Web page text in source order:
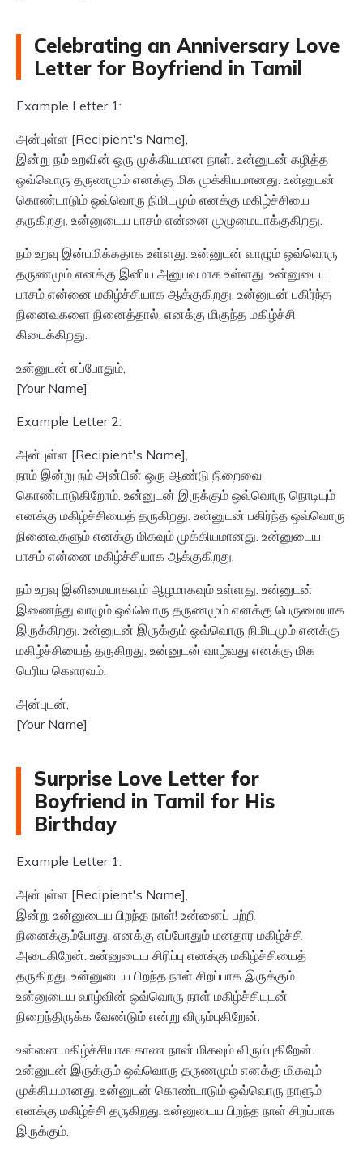
Celebrating an Anniversary Love
Letter for Boyfriend in Tamil
Example Letter 1:
அன்புள்ள [Recipient's Name],
இன்று நம் உறவின் ஒரு முக்கியமான நாள். உன்னுடன் கழித்த
ஒவ்வொரு தருணமும் எனக்கு மிக முக்கியமானது. உன்னுடன்
கொண்டாடும் ஒவ்வொரு நிமிடமும் எனக்கு மகிழ்ச்சியை
தருகிறது. உன்னுடைய பாசம் என்னை முழுமையாக்குகிறது.
நம் உறவு இன்பமிக்கதாக உள்ளது. உன்னுடன் வாழும் ஒவ்வொரு
தருணமும் எனக்கு இனிய அனுபவமாக உள்ளது. உன்னுடைய
பாசம் என்னை மகிழ்ச்சியாக ஆக்குகிறது. உன்னுடன் பகிர்ந்த
நினைவுகளை நினைத்தால், எனக்கு மிகுந்த மகிழ்ச்சி
கிடைக்கிறது.
உன்னுடன் எப்போதும்,
[Your Name]
Example Letter 2:
அன்புள்ள [Recipient's Name],
நாம் இன்று நம் அன்பின் ஒரு ஆண்டு நிறைவை
கொண்டாடுகிறோம். உன்னுடன் இருக்கும் ஒவ்வொரு நொடியும்
எனக்கு மகிழ்ச்சியைத் தருகிறது. உன்னுடன் பகிர்ந்த ஒவ்வொரு
நினைவுகளும் எனக்கு மிகவும் முக்கியமானது. உன்னுடைய
பாசம் என்னை மகிழ்ச்சியாக ஆக்குகிறது.
நம் உறவு இனிமையாகவும் ஆழமாகவும் உள்ளது. உன்னுடன்
இணைந்து வாழும் ஒவ்வொரு தருணமும் எனக்கு பெருமையாக
இருக்கிறது. உன்னுடன் இருக்கும் ஒவ்வொரு நிமிடமும் எனக்கு
மகிழ்ச்சியைத் தருகிறது. உன்னுடன் வாழ்வது எனக்கு மிக
பெரிய கெளரவம்.
அன்புடன்,
[Your Name]
Surprise Love Letter for
Boyfriend in Tamil for His
Birthday
Example Letter 1:
அன்புள்ள [Recipient's Name],
இன்று உன்னுடைய பிறந்த நாள்! உன்னைப் பற்றி
நினைக்கும்போது, எனக்கு எப்போதும் மனதார மகிழ்ச்சி
அடைகிறேன். உன்னுடைய சிரிப்பு எனக்கு மகிழ்ச்சியைத்
தருகிறது. உன்னுடைய பிறந்த நாள் சிறப்பாக இருக்கும்.
உன்னுடைய வாழ்வின் ஒவ்வொரு நாள் மகிழ்ச்சியுடன்
நிறைந்திருக்க வேண்டும் என்று விரும்புகிறேன்.
உன்னை மகிழ்ச்சியாக காண நான் மிகவும் விரும்புகிறேன்.
உன்னுடன் இருக்கும் ஒவ்வொரு தருணமும் எனக்கு மிகவும்
முக்கியமானது. உன்னுடன் கொண்டாடும் ஒவ்வொரு நாளும்
எனக்கு மகிழ்ச்சி தருகிறது. உன்னுடைய பிறந்த நாள் சிறப்பாக
இருக்கும்.